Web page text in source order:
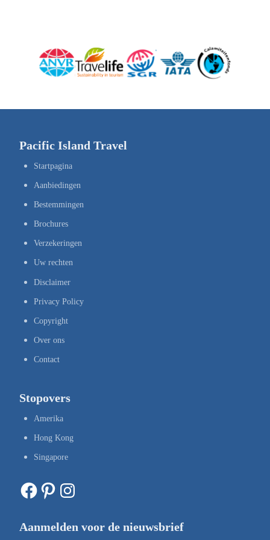
Pacific Island Travel
Startpagina
Aanbiedingen
Bestemmingen
Brochures
Verzekeringen
Uw rechten
Disclaimer
Privacy Policy
Copyright
Over ons
Contact
Stopovers
Amerika
Hong Kong
Singapore
Facebook Pinterest Instagram
Aanmelden voor de nieuwsbrief